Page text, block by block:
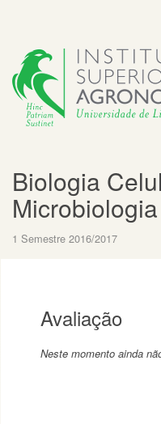
Biologia
Microbiologia
1 Semestre 2016/2017
Avaliação
Neste momento ainda